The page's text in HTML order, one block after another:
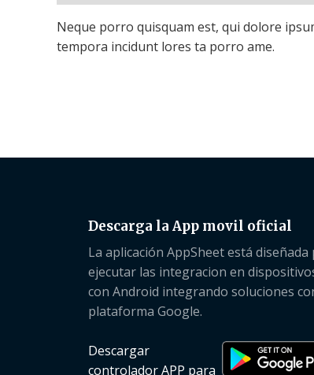
Neque porro quisquam est, qui dolore
tempora incidunt lores ta porro ame.
Descarga la App movil oficial
La aplicación AppSheet está diseñada
ejecutar las integracion en
con Android integrando soluciones
plataforma Google.
Descargar
controlador APP para